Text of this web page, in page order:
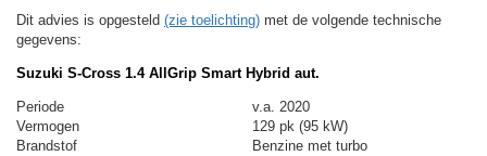
Dit advies is opgesteld (zie toelichting) met de volgende technische
gegevens:
Suzuki S-Cross 1.4 AllGrip Smart Hybrid aut.
Periode
v.a. 2020
Vermogen
129 pk (95 kW)
Brandstof
Benzine met turbo